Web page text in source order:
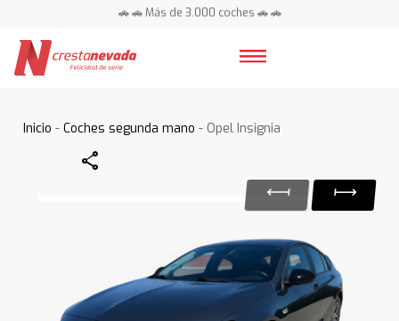
🚗 🚗 Más de 3.000 coches 🚗 🚗
Inicio -Coches segunda mano - Opel Insignia
Share